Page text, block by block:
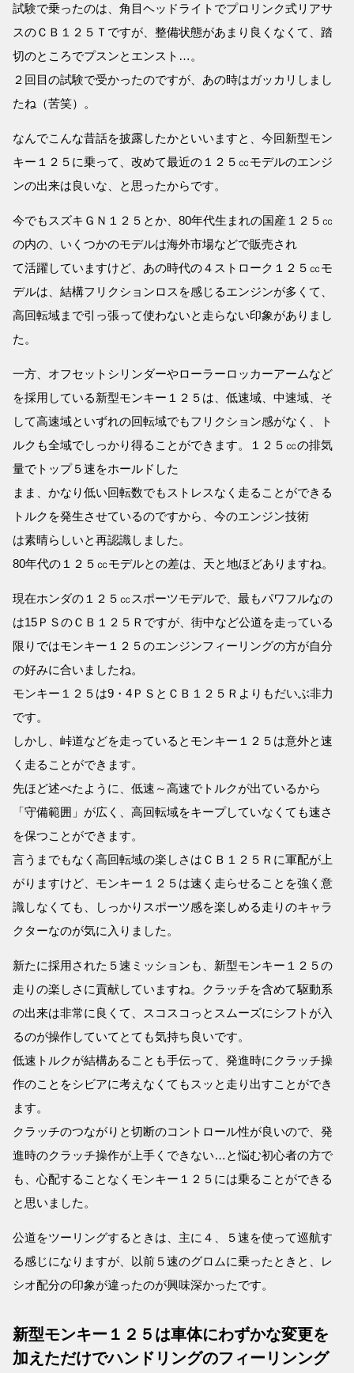
試験で乗ったのは、角目ヘッドライトでプロリンク式リアサ
スのＣＢ１２５Ｔですが、整備状態があまり良くなくて、踏
切のところでプスンとエンスト…。
２回目の試験で受かったのですが、あの時はガッカリしまし
たね（苦笑）。
なんでこんな昔話を披露したかといいますと、今回新型モン
キー１２５に乗って、改めて最近の１２５㏄モデルのエンジ
ンの出来は良いな、と思ったからです。
今でもスズキＧＮ１２５とか、80年代生まれの国産１２５㏄
の内の、いくつかのモデルは海外市場などで販売され
て活躍していますけど、あの時代の４ストローク１２５㏄モ
デルは、結構フリクションロスを感じるエンジンが多くて、
高回転域まで引っ張って使わないと走らない印象がありまし
た。
一方、オフセットシリンダーやローラーロッカーアームなど
を採用している新型モンキー１２５は、低速域、中速域、そ
して高速域といずれの回転域でもフリクション感がなく、ト
ルクも全域でしっかり得ることができます。１２５㏄の排気
量でトップ５速をホールドした
まま、かなり低い回転数でもストレスなく走ることができる
トルクを発生させているのですから、今のエンジン技術
は素晴らしいと再認識しました。
80年代の１２５㏄モデルとの差は、天と地ほどありますね。
現在ホンダの１２５㏄スポーツモデルで、最もパワフルなの
は15ＰＳのＣＢ１２５Ｒですが、街中など公道を走っている
限りではモンキー１２５のエンジンフィーリングの方が自分
の好みに合いましたね。
モンキー１２５は9・4ＰＳとＣＢ１２５Ｒよりもだいぶ非力
です。
しかし、峠道などを走っているとモンキー１２５は意外と速
く走ることができます。
先ほど述べたように、低速～高速でトルクが出ているから
「守備範囲」が広く、高回転域をキープしていなくても速さ
を保つことができます。
言うまでもなく高回転域の楽しさはＣＢ１２５Ｒに軍配が上
がりますけど、モンキー１２５は速く走らせることを強く意
識しなくても、しっかりスポーツ感を楽しめる走りのキャラ
クターなのが気に入りました。
新たに採用された５速ミッションも、新型モンキー１２５の
走りの楽しさに貢献していますね。クラッチを含めて駆動系
の出来は非常に良くて、スコスコっとスムーズにシフトが入
るのが操作していてとても気持ち良いです。
低速トルクが結構あることも手伝って、発進時にクラッチ操
作のことをシビアに考えなくてもスッと走り出すことができ
ます。
クラッチのつながりと切断のコントロール性が良いので、発
進時のクラッチ操作が上手くできない…と悩む初心者の方で
も、心配することなくモンキー１２５には乗ることができる
と思いました。
公道をツーリングするときは、主に４、５速を使って巡航す
る感じになりますが、以前５速のグロムに乗ったときと、レ
シオ配分の印象が違ったのが興味深かったです。
新型モンキー１２５は車体にわずかな変更を
加えただけでハンドリングのフィーリンング